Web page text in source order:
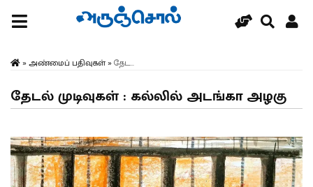
» அண்மைப் பதிவுகள்» தேட...
தேடல் முடிவுகள் : கல்லில் அடங்கா அழகு